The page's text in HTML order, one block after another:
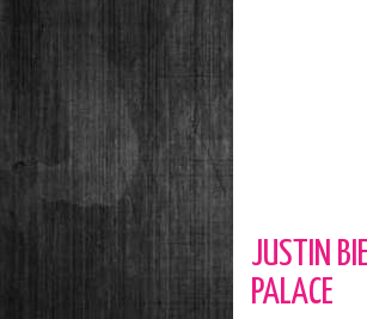
JUSTIN
PALACE